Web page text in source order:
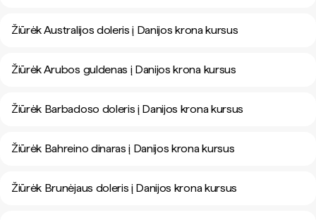
Žiūrėk Australijos doleris į Danijos krona kursus
Žiūrėk Arubos guldenas į Danijos krona kursus
Žiūrėk Barbadoso doleris į Danijos krona kursus
Žiūrėk Bahreino dinaras į Danijos krona kursus
Žiūrėk Brunėjaus doleris į Danijos krona kursus